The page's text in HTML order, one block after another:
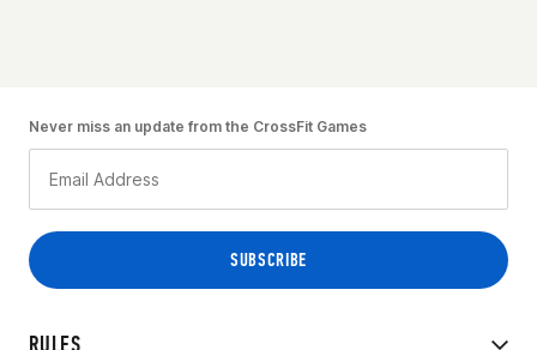
Never miss an update from the CrossFit Games